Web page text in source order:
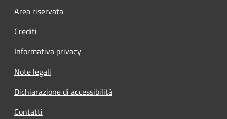
Footer menu
Area riservata
Crediti
Informativa privacy
Note legali
Dichiarazione di accessibilità
Contatti